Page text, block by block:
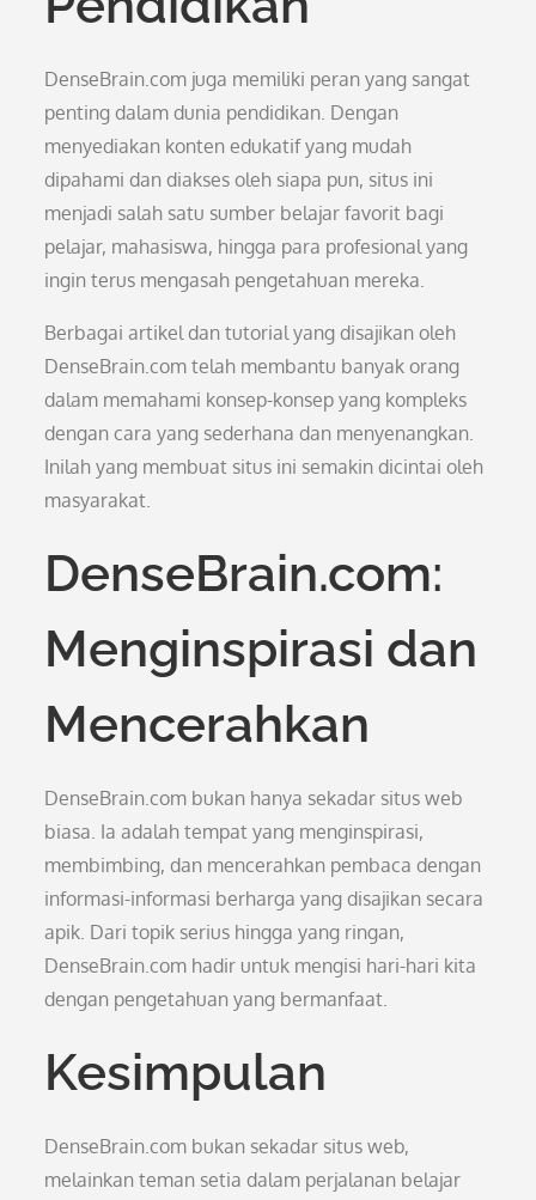
DenseBrain.com juga memiliki peran yang sangat
penting dalam dunia pendidikan. Dengan
menyediakan konten edukatif yang mudah
dipahami dan diakses oleh siapa pun, situs ini
menjadi salah satu sumber belajar favorit bagi
pelajar, mahasiswa, hingga para profesional yang
ingin terus mengasah pengetahuan mereka.
Berbagai artikel dan tutorial yang disajikan oleh
DenseBrain.com telah membantu banyak orang
dalam memahami konsep-konsep yang kompleks
dengan cara yang sederhana dan menyenangkan.
Inilah yang membuat situs ini semakin dicintai oleh
masyarakat.
DenseBrain.com:
Menginspirasi dan
Mencerahkan
DenseBrain.com bukan hanya sekadar situs web
biasa. Ia adalah tempat yang menginspirasi,
membimbing, dan mencerahkan pembaca dengan
informasi-informasi berharga yang disajikan secara
apik. Dari topik serius hingga yang ringan,
DenseBrain.com hadir untuk mengisi hari-hari kita
dengan pengetahuan yang bermanfaat.
Kesimpulan
DenseBrain.com bukan sekadar situs web,
melainkan teman setia dalam perjalanan belajar